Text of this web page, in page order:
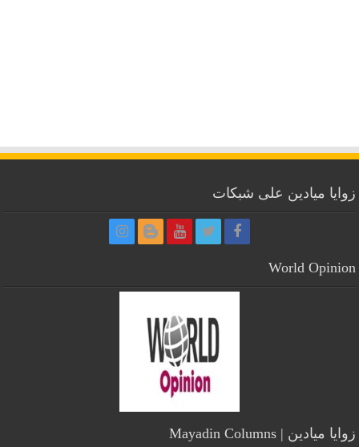
زوايا ميادين على شبكات
World Opinion
زوايا ميادين | Mayadin Columns